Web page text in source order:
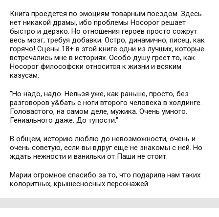
Книга проедется по эмоциям товарным поездом. Здесь
нет никакой драмы, ибо проблемы Носорог решает
быстро и дерзко. Но отношения героев просто сожрут
весь мозг, требуя добавки. Остро, динамично, писец, как
горячо! Сцены 18+ в этой книге одни из лучших, которые
встречались мне в историях. Особо душу греет то, как
Носорог философски относится к жизни и всяким
казусам:
"Но надо, надо. Нельзя уже, как раньше, просто, без
разговоров у&бать с ноги второго человека в холдинге.
Головастого, на самом деле, мужика. Очень умного.
Гениального даже. До тупости."
В общем, историю люблю до невозможности, очень и
очень советую, если вы вдруг ещё не знакомы с ней. Но
ждать нежности и ванильки от Паши не стоит.
Марии огромное спасибо за то, что подарила нам таких
колоритных, крышесносных персонажей.